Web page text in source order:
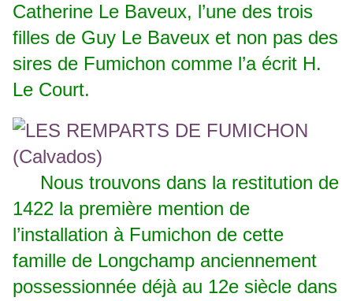
Catherine Le Baveux, l’une des trois
filles de Guy Le Baveux et non pas des
sires de Fumichon comme l’a écrit H.
Le Court.
Nous trouvons dans la restitution de
1422 la première mention de
l’installation à Fumichon de cette
famille de Longchamp anciennement
possessionnée déjà au 12e siècle dans